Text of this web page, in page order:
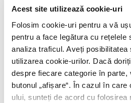
Acest site utilizează cookie-uri
Folosim cookie-uri pentru a vă
pentru a face legătura cu rețelele
analiza traficul. Aveți
utilizarea cookie-urilor. Dacă
despre fiecare categorie în parte,
butonul „ afișare“. În cazul în care
ului, sunteți de acord cu folosirea
PREȚ 42.00